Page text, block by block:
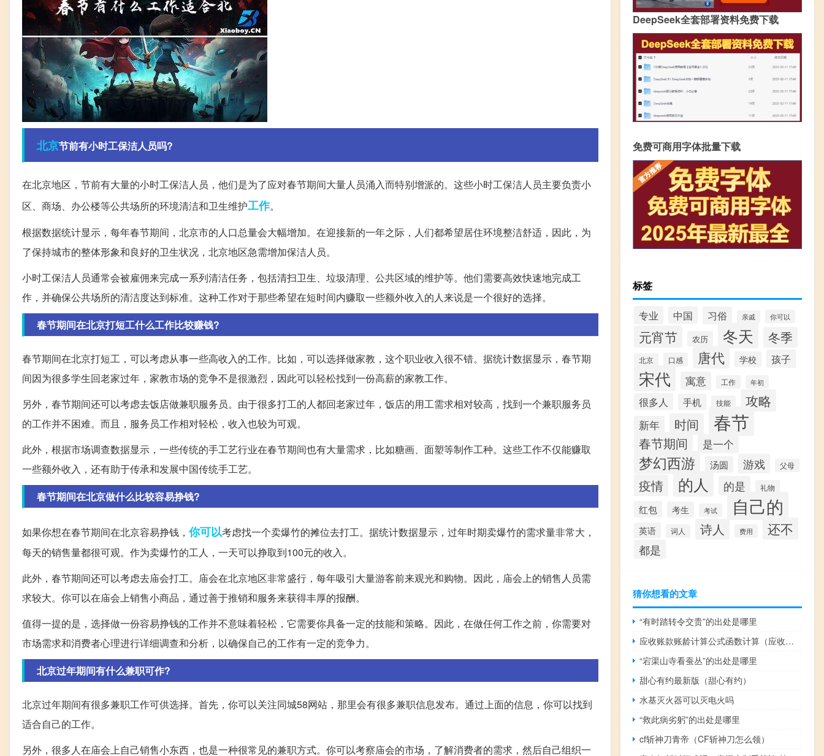
北京节前有小时工保洁人员吗?
在北京地区，节前有大量的小时工保洁人员，他们是为了应对春节期间大量人员涌入而特别增派的。这些小时工保洁人员主要负责小
区、商场、办公楼等公共场所的环境清洁和卫生维护工作。
根据数据统计显示，每年春节期间，北京市的人口总量会大幅增加。在迎接新的一年之际，人们都希望居住环境整洁舒适，因此，为
了保持城市的整体形象和良好的卫生状况，北京地区急需增加保洁人员。
小时工保洁人员通常会被雇佣来完成一系列清洁任务，包括清扫卫生、垃圾清理、公共区域的维护等。他们需要高效快速地完成工
作，并确保公共场所的清洁度达到标准。这种工作对于那些希望在短时间内赚取一些额外收入的人来说是一个很好的选择。
春节期间在北京打短工什么工作比较赚钱?
春节期间在北京打短工，可以考虑从事一些高收入的工作。比如，可以选择做家教，这个职业收入很不错。据统计数据显示，春节期
间因为很多学生回老家过年，家教市场的竞争不是很激烈，因此可以轻松找到一份高薪的家教工作。
另外，春节期间还可以考虑去饭店做兼职服务员。由于很多打工的人都回老家过年，饭店的用工需求相对较高，找到一个兼职服务员
的工作并不困难。而且，服务员工作相对轻松，收入也较为可观。
此外，根据市场调查数据显示，一些传统的手工艺行业在春节期间也有大量需求，比如糖画、面塑等制作工种。这些工作不仅能赚取
一些额外收入，还有助于传承和发展中国传统手工艺。
春节期间在北京做什么比较容易挣钱?
如果你想在春节期间在北京容易挣钱，你可以考虑找一个卖爆竹的摊位去打工。据统计数据显示，过年时期卖爆竹的需求量非常大，
每天的销售量都很可观。作为卖爆竹的工人，一天可以挣取到100元的收入。
此外，春节期间还可以考虑去庙会打工。庙会在北京地区非常盛行，每年吸引大量游客前来观光和购物。因此，庙会上的销售人员需
求较大。你可以在庙会上销售小商品，通过善于推销和服务来获得丰厚的报酬。
值得一提的是，选择做一份容易挣钱的工作并不意味着轻松，它需要你具备一定的技能和策略。因此，在做任何工作之前，你需要对
市场需求和消费者心理进行详细调查和分析，以确保自己的工作有一定的竞争力。
北京过年期间有什么兼职可作?
北京过年期间有很多兼职工作可供选择。首先，你可以关注同城58网站，那里会有很多兼职信息发布。通过上面的信息，你可以找到
适合自己的工作。
另外，很多人在庙会上自己销售小东西，也是一种很常见的兼职方式。你可以考察庙会的市场，了解消费者的需求，然后自己组织一
DeepSeek全套部署资料免费下载
免费可商用字体批量下载
标签
专业 中国 习俗 亲戚 你可以
元宵节 农历 冬天 冬季
北京 口感 唐代 学校 孩子
宋代 寓意 工作 年初
很多人 手机 技能 攻略
新年 时间 春节
春节期间 是一个
梦幻西游 汤圆 游戏 父母
疫情 的人 的是 礼物
红包 考生 考试 自己的
英语 词人 诗人 费用 还不
都是
猜你想看的文章
“有时踏转令交贵”的出处是哪里
应收账款账龄计算公式函数计算（应收账款账龄怎么计算）
“宕渠山寺看蚕丛”的出处是哪里
甜心有约最新版（甜心有约）
水基灭火器可以灭电火吗
“救此病劣躬”的出处是哪里
cf斩神刀青帝（CF斩神刀怎么领）